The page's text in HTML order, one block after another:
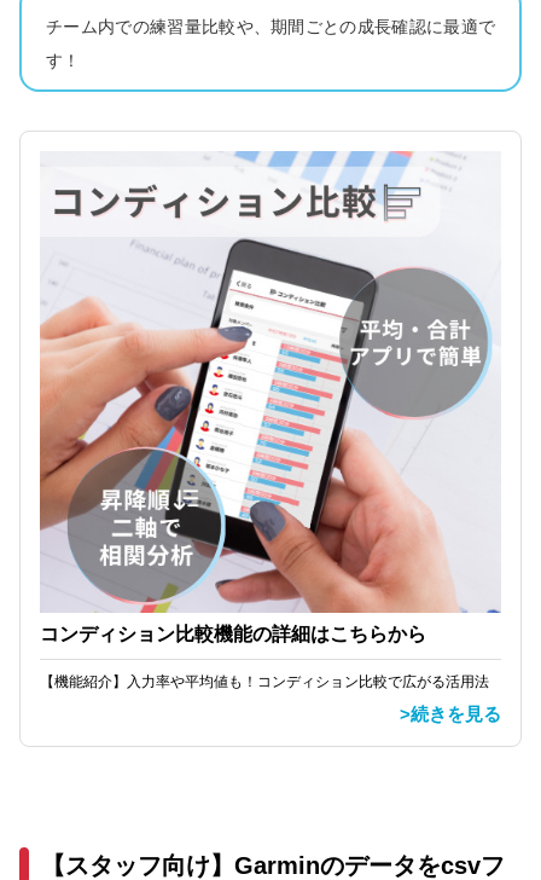
チーム内での練習量比較や、期間ごとの成長確認に最適で
す！
コンディション比較機能の詳細はこちらから
【機能紹介】入力率や平均値も！コンディション比較で広がる活用法
>続きを見る
【スタッフ向け】Garminのデータをcsvフ